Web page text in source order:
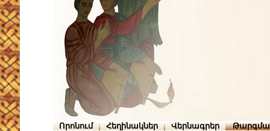
Որոնում Հեղինակներ Վերնագրեր